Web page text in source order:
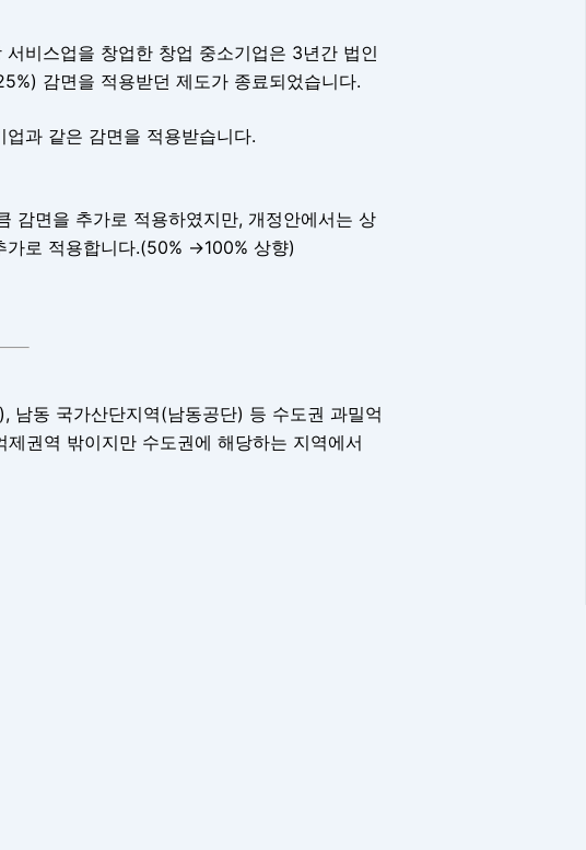
비스업을 창업한 창업 중소기업은 3년간 법인
감면을 적용받던 제도가 종료되었습니다.
과 같은 감면을 적용받습니다.
감면을 추가로 적용하였지만, 개정안에서는 상
가로 적용합니다.(50% →100% 상향)
남동 국가산단지역(남동공단) 등 수도권 과밀억
권역 밖이지만 수도권에 해당하는 지역에서